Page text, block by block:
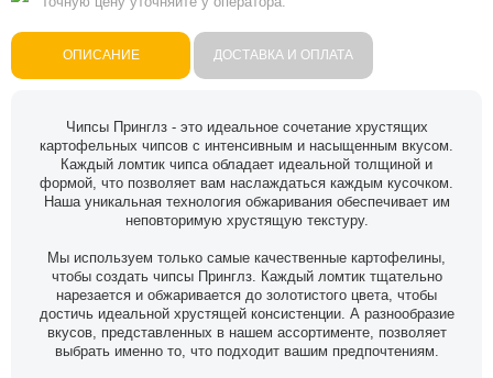
ОПИСАНИЕ ДОСТАВКА И ОПЛАТА
Чипсы Принглз - это идеальное сочетание хрустящих
картофельных чипсов с интенсивным и насыщенным вкусом.
Каждый ломтик чипса обладает идеальной толщиной и
формой, что позволяет вам наслаждаться каждым кусочком.
Наша уникальная технология обжаривания обеспечивает им
неповторимую хрустящую текстуру.
Мы используем только самые качественные картофелины,
чтобы создать чипсы Принглз. Каждый ломтик тщательно
нарезается и обжаривается до золотистого цвета, чтобы
достичь идеальной хрустящей консистенции. А разнообразие
вкусов, представленных в нашем ассортименте, позволяет
выбрать именно то, что подходит вашим предпочтениям.